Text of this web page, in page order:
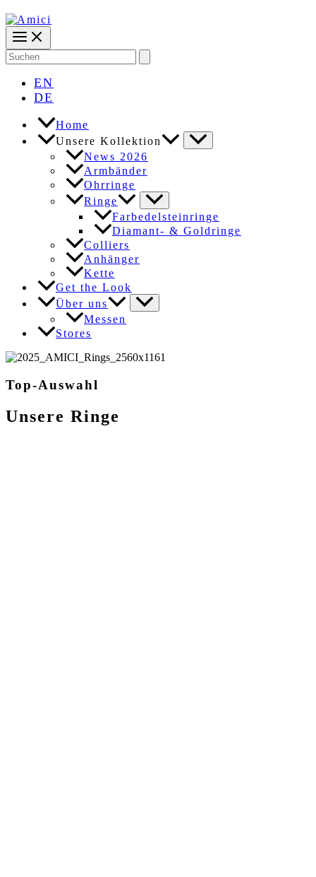
Search
for:
EN
DE
Home
Unsere Kollektion
News 2026
Armbänder
Ohrringe
Ringe
Farbedelsteinringe
Diamant- & Goldringe
Colliers
Anhänger
Kette
Get the Look
Über uns
Messen
Stores
Top-Auswahl
Unsere Ringe